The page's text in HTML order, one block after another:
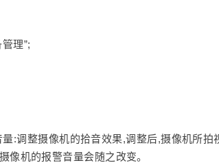
理”;
量:调整摄像机的拾音效果,调整后,摄像机所拍
像机的报警音量会随之改变。